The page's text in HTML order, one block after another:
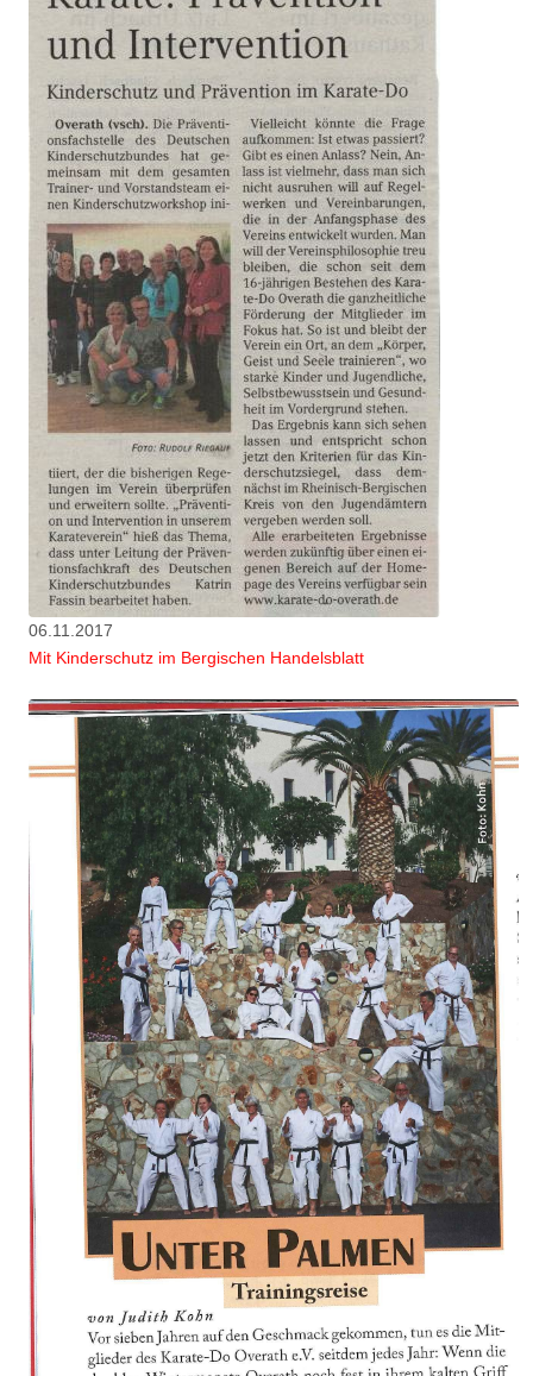
06.11.2017
Mit Kinderschutz im Bergischen Handelsblatt